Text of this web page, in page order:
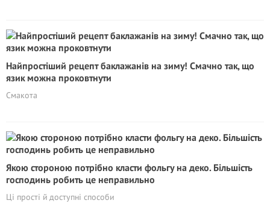
Найпростіший рецепт баклажанів на зиму! Смачно так, що
язик можна проковтнути
Смакота
Якою стороною потрібно класти фольгу на деко. Більшість
господинь робить це неправильно
Ці прості й доступні способи